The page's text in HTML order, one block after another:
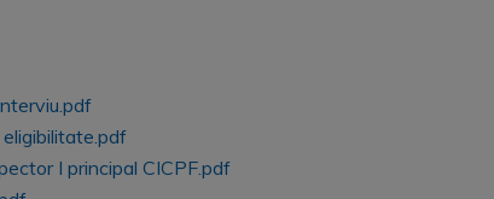
I principal CICPF.pdf